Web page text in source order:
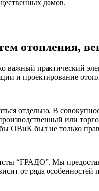
домов.
отопления,
практический
и проектирование
отдельно. В
или
ОВиК был не только
“ГРАДО”. Мы
от ряда особенностей